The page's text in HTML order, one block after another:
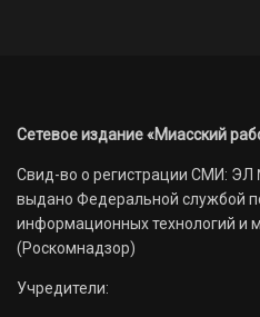
Сетевое издание «Миасский
Свид-во о регистрации СМИ: ЭЛ
выдано Федеральной службой
информационных технологий и
(Роскомнадзор)
Учредители: